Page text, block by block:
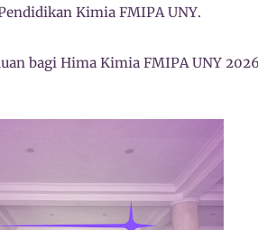
Kimia FMIPA UNY.
bagi Hima Kimia FMIPA UNY